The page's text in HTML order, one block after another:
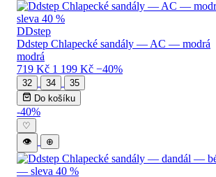
DDstep
Ddstep Chlapecké sandály — AC — modrá
modrá
719 Kč 1 199 Kč −40%
32 34
35
Do košíku
-40%
♡
👁
⊕